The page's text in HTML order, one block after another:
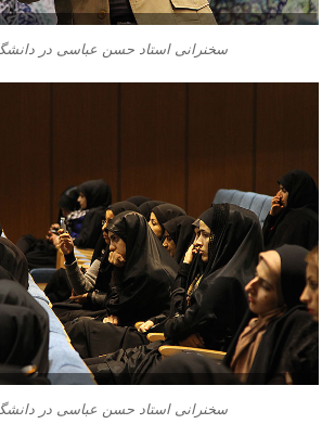
سخنرانی استاد حسن عباسی در
سخنرانی استاد حسن عباسی در